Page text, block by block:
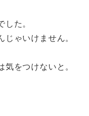
した。
ゃいけません。
をつけないと。